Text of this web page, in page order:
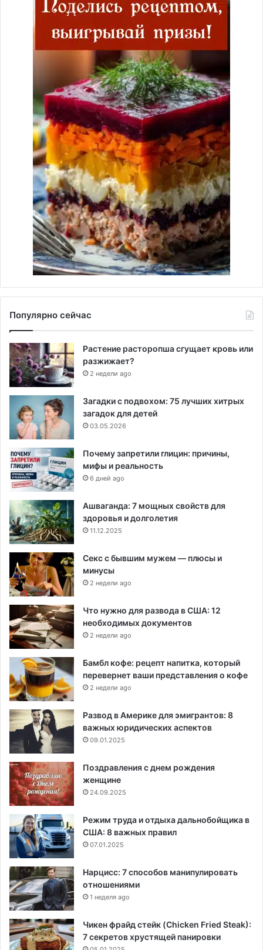
Популярно сейчас
Растение расторопша сгущает кровь или
разжижает?
2 недели ago
Загадки с подвохом: 75 лучших хитрых
загадок для детей
03.05.2026
Почему запретили глицин: причины,
мифы и реальность
6 дней ago
Ашваганда: 7 мощных свойств для
здоровья и долголетия
11.12.2025
Секс с бывшим мужем — плюсы и
минусы
2 недели ago
Что нужно для развода в США: 12
необходимых документов
2 недели ago
Бамбл кофе: рецепт напитка, который
перевернет ваши представления о кофе
2 недели ago
Развод в Америке для эмигрантов: 8
важных юридических аспектов
09.01.2025
Поздравления с днем рождения
женщине
24.09.2025
Режим труда и отдыха дальнобойщика в
США: 8 важных правил
07.01.2025
Нарцисс: 7 способов манипулировать
отношениями
1 неделя ago
Чикен фрайд стейк (Chicken Fried Steak):
7 секретов хрустящей панировки